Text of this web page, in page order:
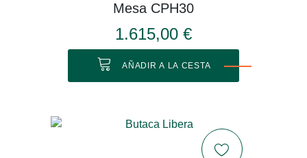
Mesa CPH30
1.615,00 €
AÑADIR A LA CESTA